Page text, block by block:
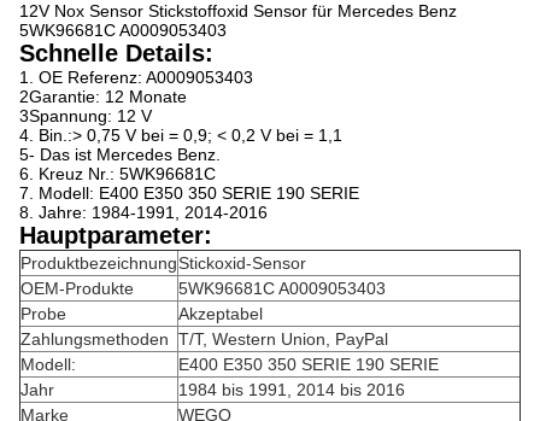
12V Nox Sensor Stickstoffoxid Sensor für Mercedes Benz
5WK96681C A0009053403
Schnelle Details:
1. OE Referenz: A0009053403
2Garantie: 12 Monate
3Spannung: 12 V
4. Bin.:> 0,75 V bei = 0,9; < 0,2 V bei = 1,1
5- Das ist Mercedes Benz.
6. Kreuz Nr.: 5WK96681C
7. Modell: E400 E350 350 SERIE 190 SERIE
8. Jahre: 1984-1991, 2014-2016
Hauptparameter:
ProduktbezeichnungStickoxid-Sensor
OEM-Produkte
5WK96681C A0009053403
Probe
Akzeptabel
Zahlungsmethoden T/T, Western Union, PayPal
Modell:
E400 E350 350 SERIE 190 SERIE
Jahr
1984 bis 1991, 2014 bis 2016
Marke
WEGO